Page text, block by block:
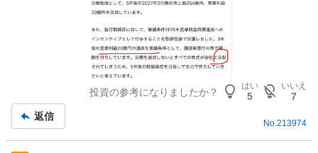
投資の参考になりましたか？
はい
5
いいえ
7
返信
No.213974